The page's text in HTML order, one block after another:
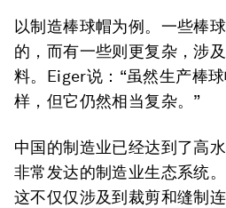
以制造棒球帽为例。一些棒
的，而有一些则更复杂，涉
料。Eiger说：“虽然生产棒
样，但它仍然相当复杂。”
中国的制造业已经达到了高
非常发达的制造业生态系统
这不仅仅涉及到裁剪和缝制